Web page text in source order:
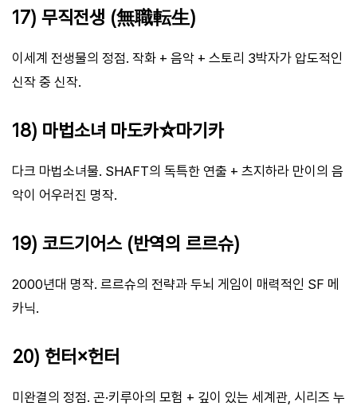
17) 무직전생 (無職転生)
이세계 전생물의 정점. 작화 + 음악 + 스토리 3박자가 압도적인
신작 중 신작.
18) 마법소녀 마도카☆마기카
다크 마법소녀물. SHAFT의 독특한 연출 + 츠지하라 만이의 음
악이 어우러진 명작.
19) 코드기어스 (반역의 르르슈)
2000년대 명작. 르르슈의 전략과 두뇌 게임이 매력적인 SF 메
카닉.
20) 헌터×헌터
미완결의 정점. 곤·키루아의 모험 + 깊이 있는 세계관, 시리즈 누